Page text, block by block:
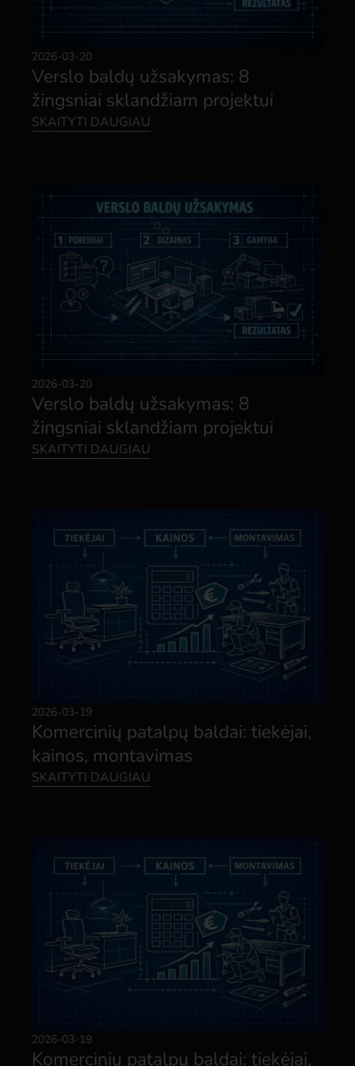
2026-03-20
Verslo baldų užsakymas: 8
žingsniai sklandžiam projektui
SKAITYTI DAUGIAU
2026-03-20
Verslo baldų užsakymas: 8
žingsniai sklandžiam projektui
SKAITYTI DAUGIAU
2026-03-19
Komercinių patalpų baldai: tiekėjai,
kainos, montavimas
SKAITYTI DAUGIAU
2026-03-19
Komercinių patalpų baldai: tiekėjai,